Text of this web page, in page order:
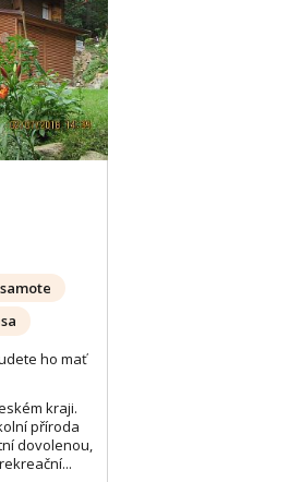
ho mať
kraji.
příroda
dovolenou,